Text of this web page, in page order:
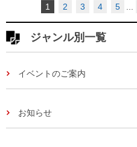
1 2 3 4 5 ...
ジャンル別一覧
イベントのご案内
お知らせ